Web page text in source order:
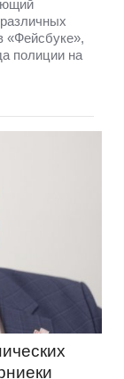
«Фейсбуке»,
полиции на